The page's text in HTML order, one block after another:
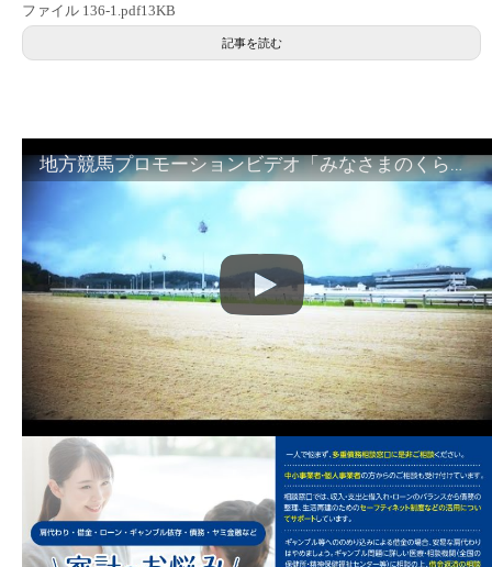
ファイル 136-1.pdf13KB
記事を読む
地方競馬プロモーションビデオ「みなさまのくらしのために」30秒篇｜NAR公式